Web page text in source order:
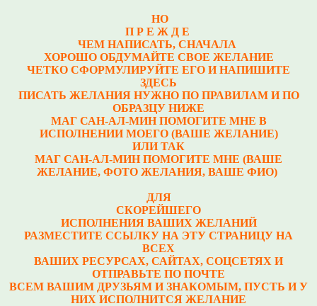
НО
П Р Е Ж Д Е
ЧЕМ НАПИСАТЬ, СНАЧАЛА
ХОРОШО ОБДУМАЙТЕ СВОЕ ЖЕЛАНИЕ
ЧЕТКО СФОРМУЛИРУЙТЕ ЕГО И НАПИШИТЕ
ЗДЕСЬ
ПИСАТЬ ЖЕЛАНИЯ НУЖНО ПО ПРАВИЛАМ И ПО
ОБРАЗЦУ НИЖЕ
МАГ САН-АЛ-МИН ПОМОГИТЕ МНЕ В
ИСПОЛНЕНИИ МОЕГО (ВАШЕ ЖЕЛАНИЕ)
ИЛИ ТАК
МАГ САН-АЛ-МИН ПОМОГИТЕ МНЕ (ВАШЕ
ЖЕЛАНИЕ, ФОТО ЖЕЛАНИЯ, ВАШЕ ФИО)
ДЛЯ
СКОРЕЙШЕГО
ИСПОЛНЕНИЯ ВАШИХ ЖЕЛАНИЙ
РАЗМЕСТИТЕ ССЫЛКУ НА ЭТУ СТРАНИЦУ НА
ВСЕХ
ВАШИХ РЕСУРСАХ, САЙТАХ, СОЦСЕТЯХ И
ОТПРАВЬТЕ ПО ПОЧТЕ
ВСЕМ ВАШИМ ДРУЗЬЯМ И ЗНАКОМЫМ, ПУСТЬ И У
НИХ ИСПОЛНИТСЯ ЖЕЛАНИЕ